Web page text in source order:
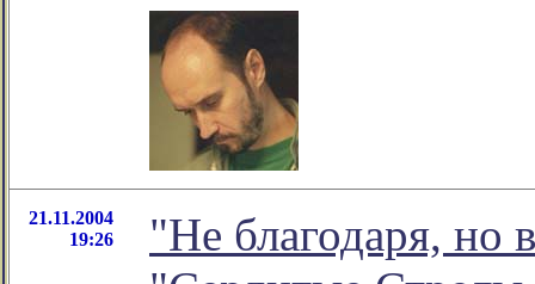
21.11.2004
19:26
"Не благодаря, но